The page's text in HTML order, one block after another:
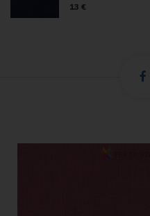
13 €